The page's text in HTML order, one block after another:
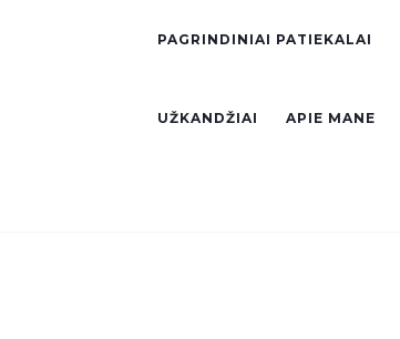
PAGRINDINIAI PATIEKALAI
UŽKANDŽIAI APIE MANE